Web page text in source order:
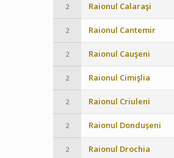
2 Raionul Calaraşi
2 Raionul Cantemir
2 Raionul Cauşeni
2 Raionul Cimişlia
2 Raionul Criuleni
2 Raionul Dondușeni
2 Raionul Drochia